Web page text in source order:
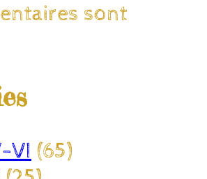
sont
VI (65)